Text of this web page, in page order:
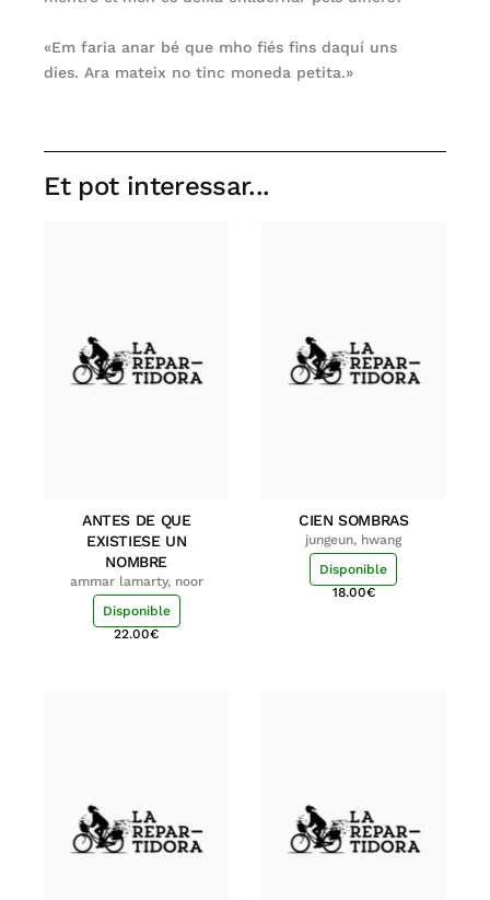
«Em faria anar bé que mho fiés fins daquí uns
dies. Ara mateix no tinc moneda petita.»
Et pot interessar...
ANTES DE QUE
EXISTIESE UN
NOMBRE
ammar lamarty, noor
Disponible
22.00€
CIEN SOMBRAS
jungeun, hwang
Disponible
18.00€